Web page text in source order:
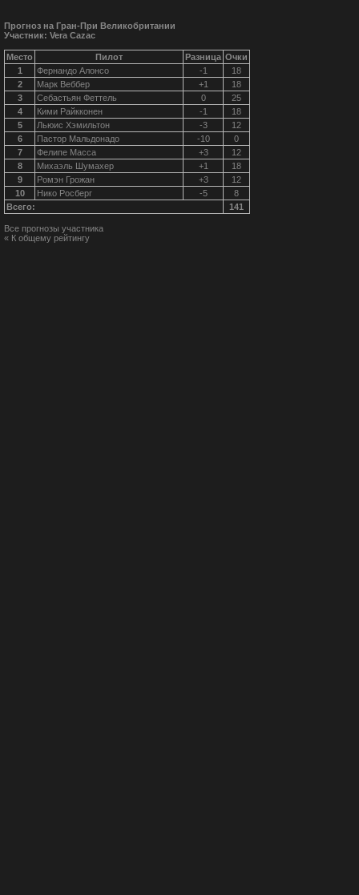
Прогноз на Гран-При Великобритании
Участник: Vera Cazac
Место Пилот Разница Очки
1
Фернандо Алонсо -1
18
2
Марк Веббер +1
18
3
Себастьян Феттель 0
25
4
Кими Райкконен -1
18
5
Льюис Хэмильтон -3
12
6
Пастор Мальдонадо -10
0
7
Фелипе Масса +3
12
8
Михаэль Шумахер +1
18
9
Ромэн Грожан +3
12
10
Нико Росберг -5
8
Всего:
141
Все прогнозы участника
« К общему рейтингу